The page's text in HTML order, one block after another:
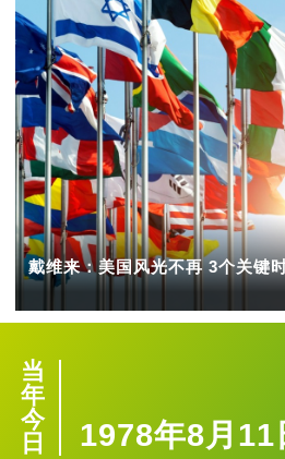
戴维来：美国风光不再 3个关键
当
年
今
日
1978年8月11